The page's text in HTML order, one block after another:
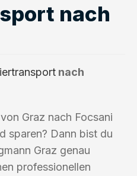
nach
nach
Graz nach Focsani
sparen? Dann bist du
Graz genau
professionellen